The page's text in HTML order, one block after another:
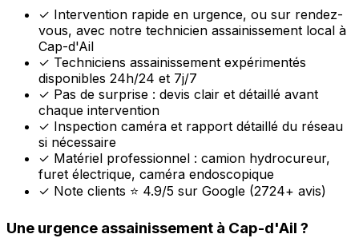
✓ Intervention rapide en urgence, ou sur rendez-
vous, avec notre technicien assainissement local à
Cap-d'Ail
✓ Techniciens assainissement expérimentés
disponibles 24h/24 et 7j/7
✓ Pas de surprise : devis clair et détaillé avant
chaque intervention
✓ Inspection caméra et rapport détaillé du réseau
si nécessaire
✓ Matériel professionnel : camion hydrocureur,
furet électrique, caméra endoscopique
✓ Note clients ⭐ 4.9/5 sur Google (2724+ avis)
Une urgence assainissement à Cap-d'Ail ?